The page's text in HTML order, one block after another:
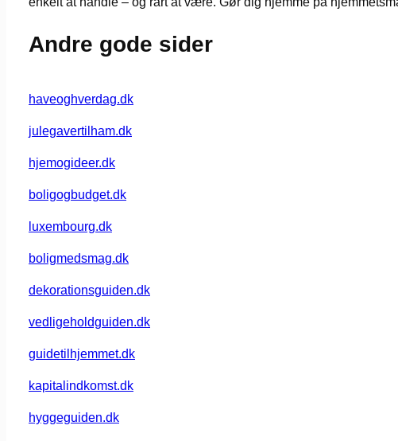
Andre gode sider
haveoghverdag.dk
julegavertilham.dk
hjemogideer.dk
boligogbudget.dk
luxembourg.dk
boligmedsmag.dk
dekorationsguiden.dk
vedligeholdguiden.dk
guidetilhjemmet.dk
kapitalindkomst.dk
hyggeguiden.dk